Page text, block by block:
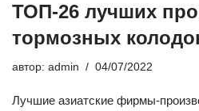
ТОП-26 лучших
тормозных
автор: admin 04/07/2022
Лучшие азиатские фирмы-